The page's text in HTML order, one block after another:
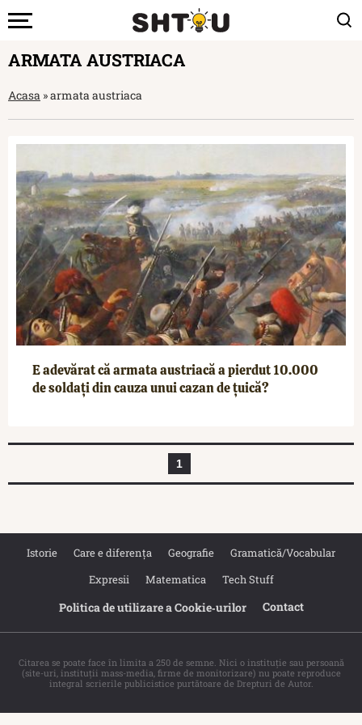
ARMATA AUSTRIACA
Acasa »armata austriaca
E adevărat că armata austriacă a pierdut 10.000
de soldați din cauza unui cazan de țuică?
1
Istorie Care e diferența Geografie
Gramatică/Vocabular
Expresii
Matematica Tech Stuff
Politica de utilizare a Cookie‐urilor Contact
Citarea se poate face în limita a 250 de semne. Nici o instituţie sau persoană
(site-uri, instituţii mass-media, firme de monitorizare) nu poate reproduce
integral scrierile publicistice purtătoare de Drepturi de Autor.